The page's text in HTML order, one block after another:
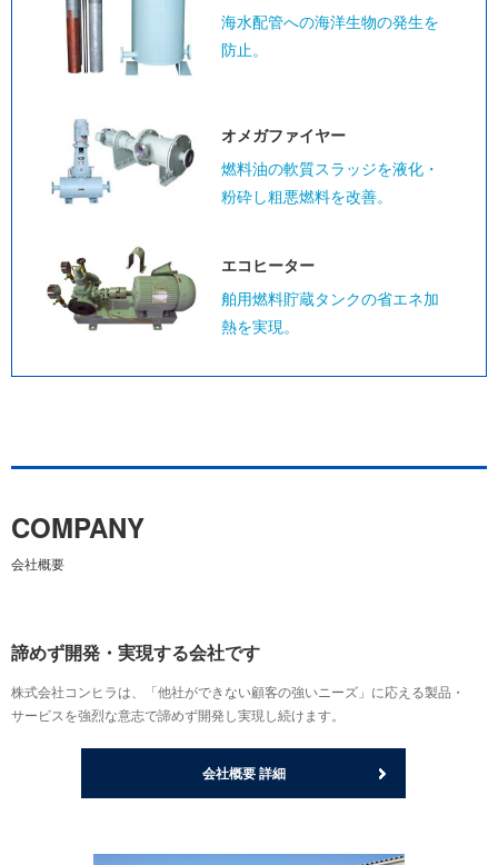
海水配管への海洋生物の発生を
防止。
オメガファイヤー
燃料油の軟質スラッジを液化・
粉砕し粗悪燃料を改善。
エコヒーター
舶用燃料貯蔵タンクの省エネ加
熱を実現。
COMPANY
会社概要
諦めず開発・実現する会社です
株式会社コンヒラは、「他社ができない顧客の強いニーズ」に応える製品・
サービスを強烈な意志で諦めず開発し実現し続けます。
会社概要 詳細